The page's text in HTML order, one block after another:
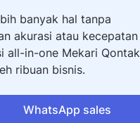
banyak hal tanpa
akurasi atau kecepatan
all-in-one Mekari
ribuan bisnis.
WhatsApp sales